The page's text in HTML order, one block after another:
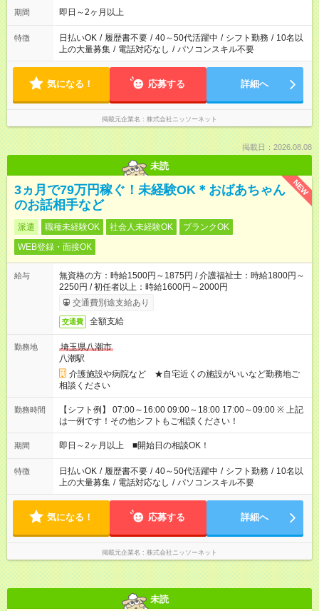
期間 即日～2ヶ月以上
特徴 日払いOK / 履歴書不要 / 40～50代活躍中 / シフト勤務 / 10名以
上の大量募集 / 電話対応なし / パソコンスキル不要
気になる！ 応募する 詳細へ
掲載元企業名 株式会社ニッソーネット
掲載日：2026.08.08
未読
NEW
3ヵ月で79万円稼ぐ！未経験OK＊おばあちゃん
のお話相手など
派遣 職種未経験OK 社会人未経験OK
ブランクOK
WEB登録・面接OK
給与
無資格の方：時給1500円～1875円 / 介護福祉士：時給1800円～
2250円 / 初任者以上：時給1600円～2000円
交通費別途支給あり
交通費 全額支給
勤務地
埼玉県八潮市
八潮駅
介護施設や病院など ★自宅近くの施設がいいなど勤務地ご
相談ください
勤務時間
【シフト例】 07:00～16:00 09:00～18:00 17:00～09:00 ※ 上記
は一例です！その他シフトもご相談ください！
期間 即日～2ヶ月以上 ■開始日の相談OK！
特徴 日払いOK / 履歴書不要 / 40～50代活躍中 / シフト勤務 / 10名以
上の大量募集 / 電話対応なし / パソコンスキル不要
気になる！ 応募する 詳細へ
掲載元企業名 株式会社ニッソーネット
未読